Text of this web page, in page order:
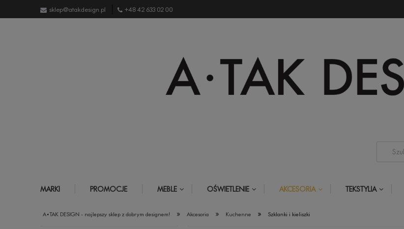
sklep@atakdesign.pl +48 42 633 02 00
MARKI PROMOCJE MEBLE OŚWIETLENIE AKCESORIA TEKSTYLIA
A•TAK DESIGN - najlepszy sklep z dobrym designem! » Akcesoria » Kuchenne » Szklanki i kieliszki